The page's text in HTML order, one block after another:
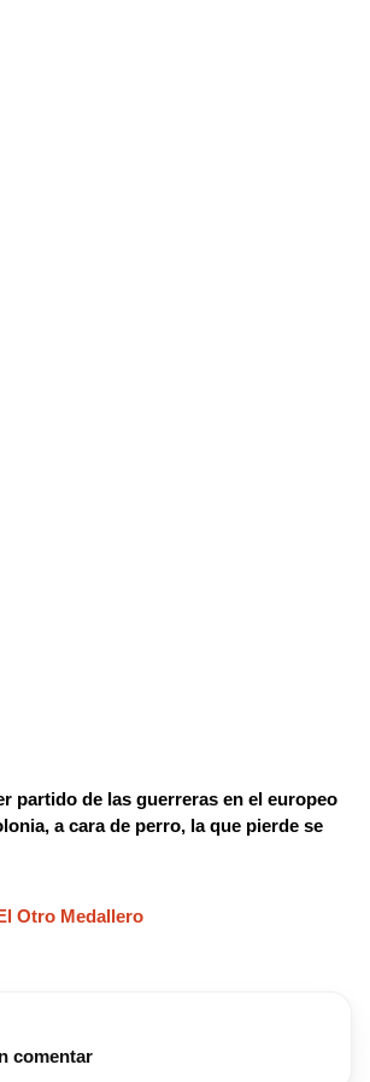
partido de las guerreras en el europeo
a cara de perro, la que pierde se
Otro Medallero
comentar